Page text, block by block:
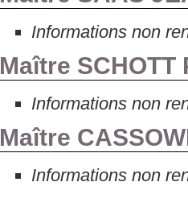
Informations non
Maître SCHOTT
Informations non
Maître
Informations non